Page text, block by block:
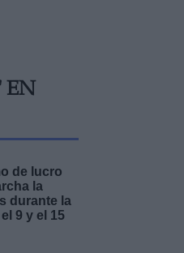
EN
de lucro
la
durante la
9 y el 15